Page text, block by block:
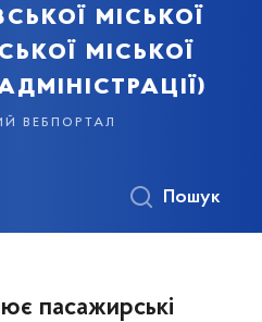
міської
міської
вебпортал
Пошук
пасажирські